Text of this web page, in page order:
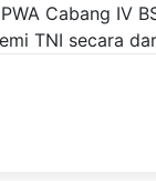
Cabang IV
TNI secara